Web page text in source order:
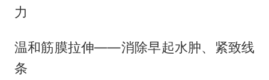
力
温和筋膜拉伸——消除早起水肿、紧致线
条